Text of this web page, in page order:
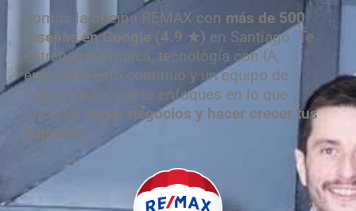
Somos la oficina REMAX con más de 500
reseñas en Google (4.9 ★) en Santiago. Te
entregamos marca, tecnología con IA,
entrenamiento continuo y un equipo de
soporte para que te enfoques en lo que
importa: cerrar negocios y hacer crecer tus
ingresos.